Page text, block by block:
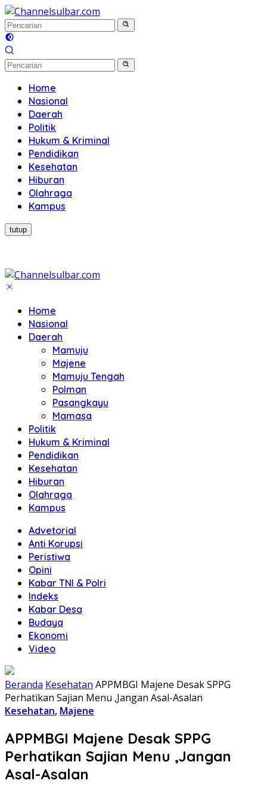
Langsung
ke
konten
Home
Nasional
Daerah
Politik
Hukum & Kriminal
Pendidikan
Kesehatan
Hiburan
Olahraga
Kampus
tutup
Home
Nasional
Daerah
Mamuju
Majene
Mamuju Tengah
Polman
Pasangkayu
Mamasa
Politik
Hukum & Kriminal
Pendidikan
Kesehatan
Hiburan
Olahraga
Kampus
Advetorial
Anti Korupsi
Peristiwa
Opini
Kabar TNI & Polri
Indeks
Kabar Desa
Budaya
Ekonomi
Video
Beranda Kesehatan APPMBGI Majene Desak SPPG
Perhatikan Sajian Menu ,Jangan Asal-Asalan
Kesehatan, Majene
APPMBGI Majene Desak SPPG
Perhatikan Sajian Menu ,Jangan
Asal-Asalan